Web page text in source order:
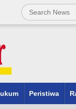
Peristiwa